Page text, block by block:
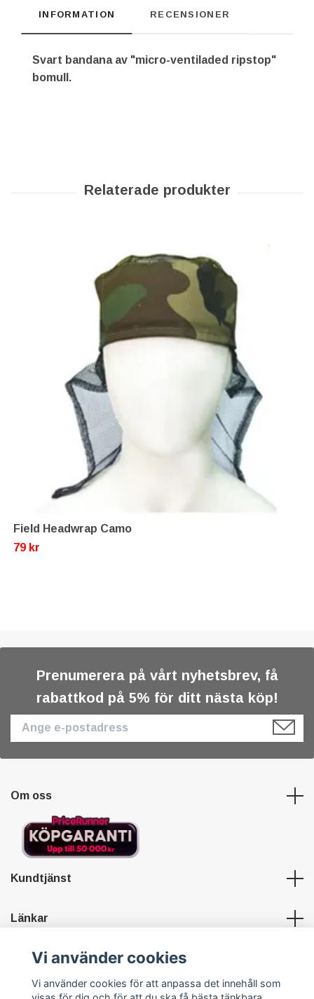
INFORMATION RECENSIONER
Svart bandana av "micro-ventiladed ripstop"
bomull.
Field Headwrap Camo
79 kr
Prenumerera på vårt nyhetsbrev, få
rabattkod på 5% för ditt nästa köp!
Om oss
Kundtjänst
Länkar
Sociala medier
Vi använder cookies
Vi använder cookies för att anpassa det innehåll som